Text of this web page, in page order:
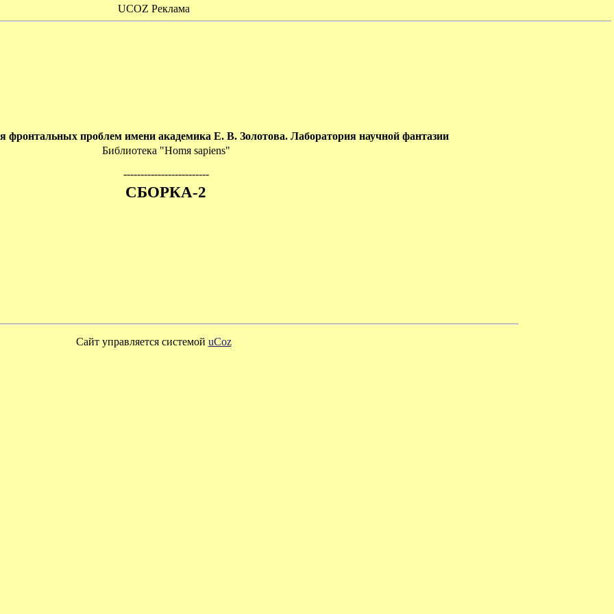
UCOZ Реклама
фронтальных проблем имени академика Е. В. Золотова. Лаборатория научной фантазии
Библиотека "Homя sapiens"
-------------------------
СБОРКА-2
Сайт управляется системой uCoz